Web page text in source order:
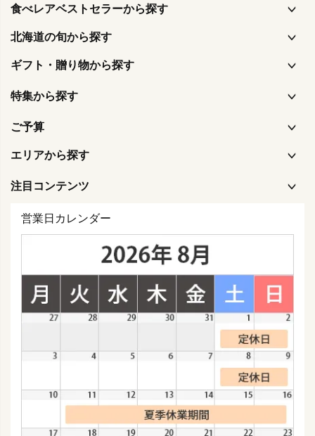
食べレアベストセラーから探す
北海道の旬から探す
ギフト・贈り物から探す
特集から探す
ご予算
エリアから探す
注目コンテンツ
営業日カレンダー